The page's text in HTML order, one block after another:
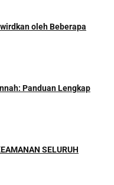
oleh Beberapa
Panduan Lengkap
SELURUH